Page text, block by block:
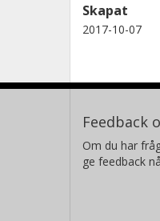
Skapat
2017-10-07
Feedback
Om du har
ge feedback